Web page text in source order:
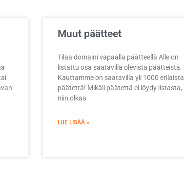
Muut päätteet
Tilaa domaini vapaalla päätteellä Alle on
listattu osa saatavilla olevista päätteistä.
Kauttamme on saatavilla yli 1000 erilaista
päätettä! Mikäli päätettä ei löydy listasta,
niin olkaa
LUE LISÄÄ »